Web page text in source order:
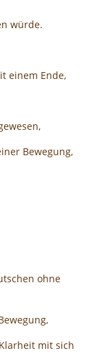
würde.
einem Ende,
Bewegung,
ohne
mit sich